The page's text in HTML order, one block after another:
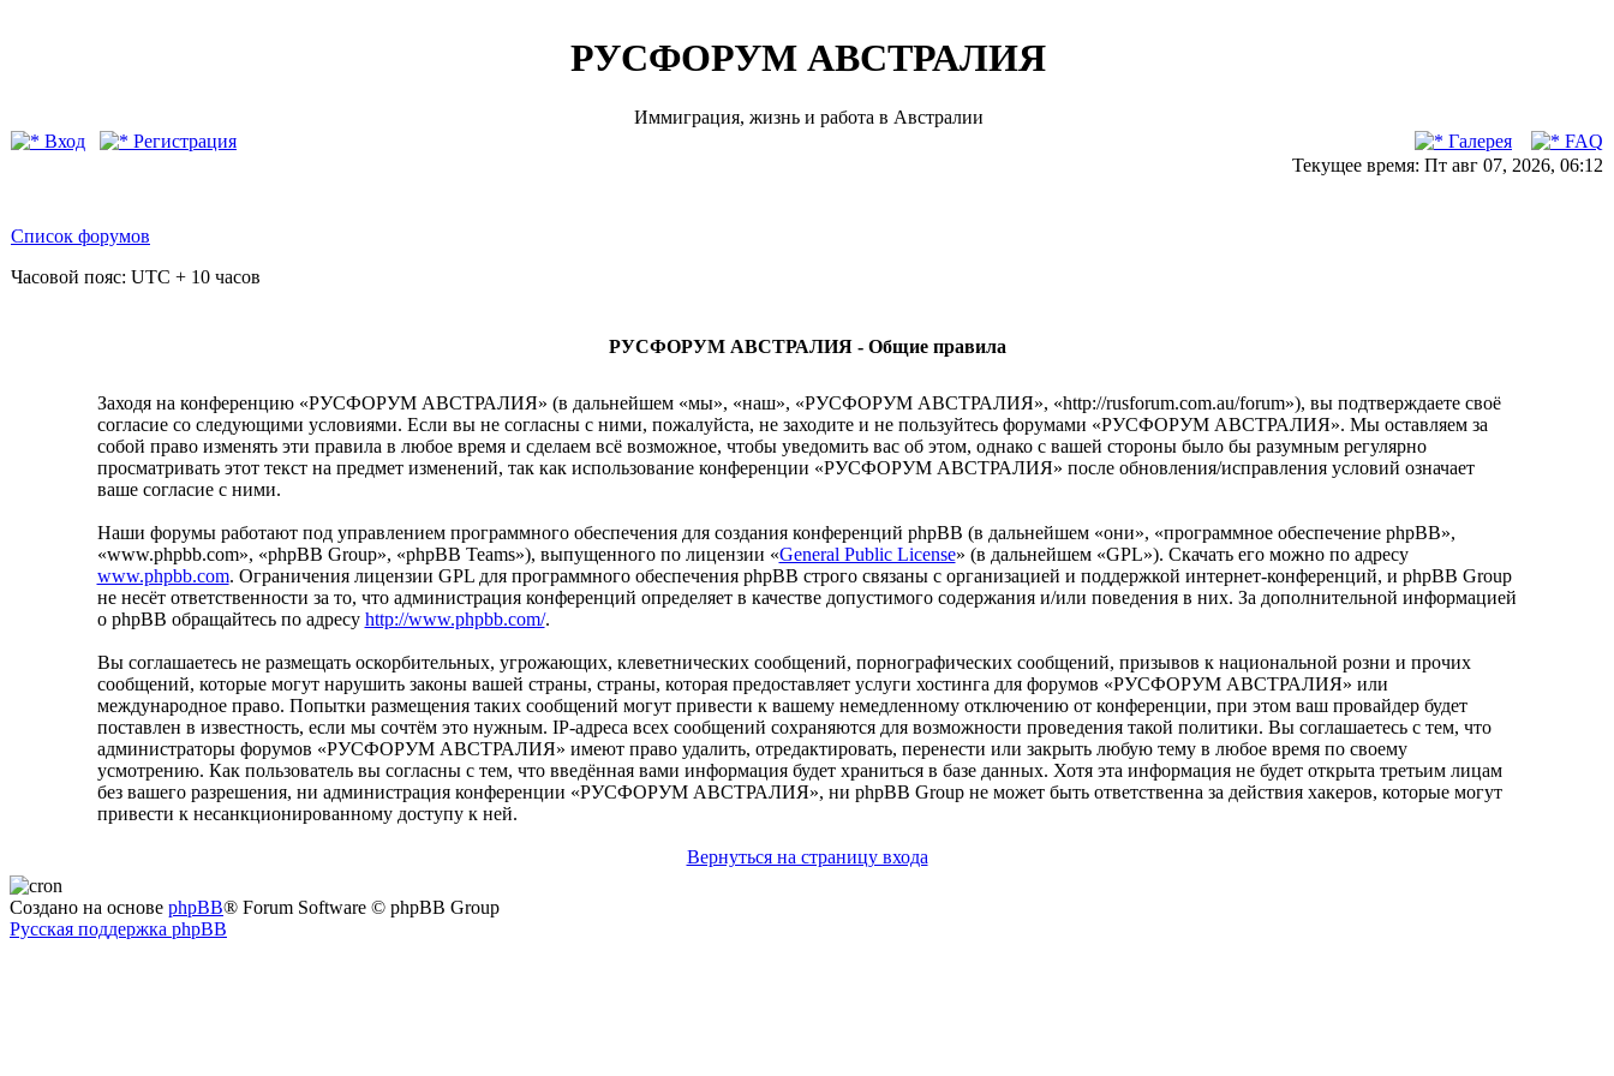
РУСФОРУМ АВСТРАЛИЯ
Иммиграция, жизнь и работа в Австралии
Вход
Регистрация Галерея
FAQ
Текущее время: Пт авг 07, 2026, 06:12
Список форумов
Часовой пояс: UTC + 10 часов
РУСФОРУМ АВСТРАЛИЯ - Общие правила
Заходя на конференцию «РУСФОРУМ АВСТРАЛИЯ» (в дальнейшем «мы», «наш», «РУСФОРУМ АВСТРАЛИЯ», «http://rusforum.com.au/forum»), вы подтверждаете своё
согласие со следующими условиями. Если вы не согласны с ними, пожалуйста, не заходите и не пользуйтесь форумами «РУСФОРУМ АВСТРАЛИЯ». Мы оставляем за
собой право изменять эти правила в любое время и сделаем всё возможное, чтобы уведомить вас об этом, однако с вашей стороны было бы разумным регулярно
просматривать этот текст на предмет изменений, так как использование конференции «РУСФОРУМ АВСТРАЛИЯ» после обновления/исправления условий означает
ваше согласие с ними.
Наши форумы работают под управлением программного обеспечения для создания конференций phpBB (в дальнейшем «они», «программное обеспечение phpBB»,
«www.phpbb.com», «phpBB Group», «phpBB Teams»), выпущенного по лицензии «General Public License» (в дальнейшем «GPL»). Скачать его можно по адресу
www.phpbb.com. Ограничения лицензии GPL для программного обеспечения phpBB строго связаны с организацией и поддержкой интернет-конференций, и phpBB Group
не несёт ответственности за то, что администрация конференций определяет в качестве допустимого содержания и/или поведения в них. За дополнительной информацией
о phpBB обращайтесь по адресу http://www.phpbb.com/.
Вы соглашаетесь не размещать оскорбительных, угрожающих, клеветнических сообщений, порнографических сообщений, призывов к национальной розни и прочих
сообщений, которые могут нарушить законы вашей страны, страны, которая предоставляет услуги хостинга для форумов «РУСФОРУМ АВСТРАЛИЯ» или
международное право. Попытки размещения таких сообщений могут привести к вашему немедленному отключению от конференции, при этом ваш провайдер будет
поставлен в известность, если мы сочтём это нужным. IP-адреса всех сообщений сохраняются для возможности проведения такой политики. Вы соглашаетесь с тем, что
администраторы форумов «РУСФОРУМ АВСТРАЛИЯ» имеют право удалить, отредактировать, перенести или закрыть любую тему в любое время по своему
усмотрению. Как пользователь вы согласны с тем, что введённая вами информация будет храниться в базе данных. Хотя эта информация не будет открыта третьим лицам
без вашего разрешения, ни администрация конференции «РУСФОРУМ АВСТРАЛИЯ», ни phpBB Group не может быть ответственна за действия хакеров, которые могут
привести к несанкционированному доступу к ней.
Вернуться на страницу входа
Создано на основе phpBB® Forum Software © phpBB Group
Русская поддержка phpBB